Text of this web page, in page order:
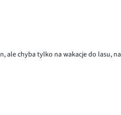
ale chyba tylko na wakacje do lasu, na